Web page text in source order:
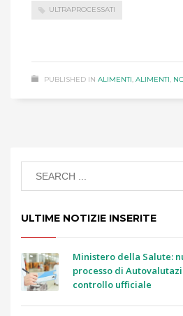
ULTRAPROCESSATI
PUBLISHED IN ALIMENTI, ALIMENTI,
ULTIME NOTIZIE INSERITE
Ministero della Salute:
processo di
controllo ufficiale